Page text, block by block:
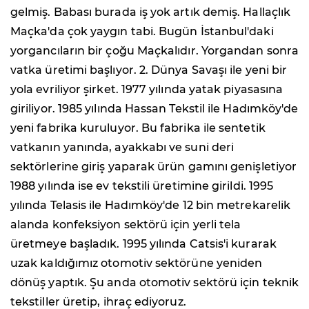
gelmiş. Babası burada iş yok artık demiş. Hallaçlık
Maçka'da çok yaygın tabi. Bugün İstanbul'daki
yorgancıların bir çoğu Maçkalıdır. Yorgandan sonra
vatka üretimi başlıyor. 2. Dünya Savaşı ile yeni bir
yola evriliyor şirket. 1977 yılında yatak piyasasına
giriliyor. 1985 yılında Hassan Tekstil ile Hadımköy'de
yeni fabrika kuruluyor. Bu fabrika ile sentetik
vatkanın yanında, ayakkabı ve suni deri
sektörlerine giriş yaparak ürün gamını genişletiyor
1988 yılında ise ev tekstili üretimine girildi. 1995
yılında Telasis ile Hadımköy'de 12 bin metrekarelik
alanda konfeksiyon sektörü için yerli tela
üretmeye başladık. 1995 yılında Catsis'i kurarak
uzak kaldığımız otomotiv sektörüne yeniden
dönüş yaptık. Şu anda otomotiv sektörü için teknik
tekstiller üretip, ihraç ediyoruz.